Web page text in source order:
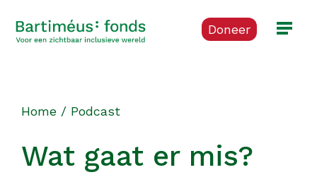
Doneer
Home / Podcast
Wat gaat er mis?